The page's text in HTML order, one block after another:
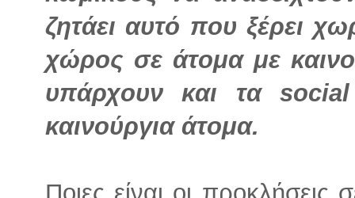
ζητάει αυτό που ξέρει
χώρος σε άτομα με
υπάρχουν και τα
καινούργια άτομα.
Ποιες είναι οι